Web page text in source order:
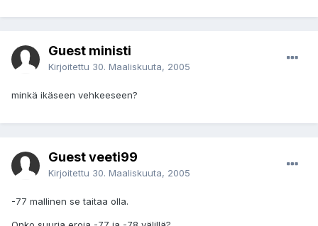
Guest ministi
Kirjoitettu 30. Maaliskuuta, 2005
minkä ikäseen vehkeeseen?
Guest veeti99
Kirjoitettu 30. Maaliskuuta, 2005
-77 mallinen se taitaa olla.